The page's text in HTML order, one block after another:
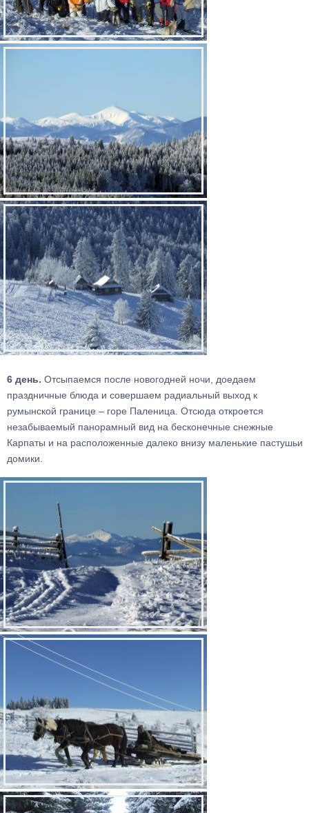
6 день. Отсыпаемся после новогодней ночи, доедаем
праздничные блюда и совершаем радиальный выход к
румынской границе – горе Паленица. Отсюда откроется
незабываемый панорамный вид на бесконечные снежные
Карпаты и на расположенные далеко внизу маленькие пастушьи
домики.